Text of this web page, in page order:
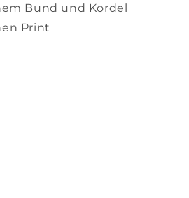
Bund und Kordel
Print